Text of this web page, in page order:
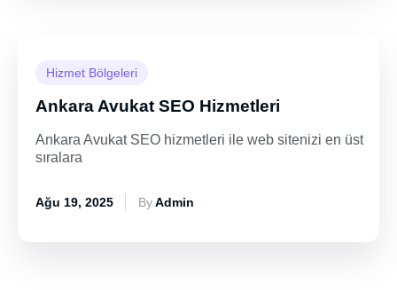
Hizmet Bölgeleri
Ankara Avukat SEO Hizmetleri
Ankara Avukat SEO hizmetleri ile web sitenizi en üst
sıralara
Ağu 19, 2025 ByAdmin